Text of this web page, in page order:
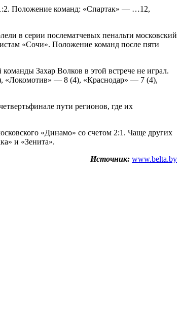
Положение команд: «Спартак» — …12,
в серии послематчевых пенальти московский
«Сочи». Положение команд после пяти
Захар Волков в этой встрече не играл.
«Локомотив» — 8 (4), «Краснодар» — 7 (4),
пути регионов, где их
«Динамо» со счетом 2:1. Чаще других
и «Зенита».
Источник: www.belta.by